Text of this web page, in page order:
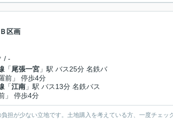
区画
/ -
「尾張一宮 」駅 バス25分 名鉄バ
前」 停歩4分
「江南 」駅 バス13分 名鉄バス
」 停歩4分
担が少ない立地です。土地購入を考えている方、一度チェッ